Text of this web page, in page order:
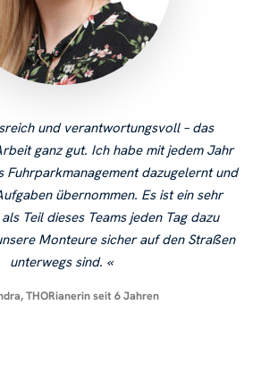
und verantwortungsvoll – das
ganz gut. Ich habe mit jedem Jahr
Fuhrparkmanagement dazugelernt und
übernommen. Es ist ein sehr
Teil dieses Teams jeden Tag dazu
Monteure sicher auf den Straßen
unterwegs sind.
THORianerin seit 6 Jahren